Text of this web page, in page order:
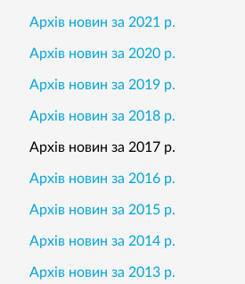
Архів новин за 2021 р.
Архів новин за 2020 р.
Архів новин за 2019 р.
Архів новин за 2018 р.
Архів новин за 2017 р.
Архів новин за 2016 р.
Архів новин за 2015 р.
Архів новин за 2014 р.
Архів новин за 2013 р.